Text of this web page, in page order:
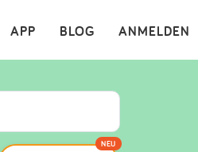
ANMELDEN
BLOG
APP ×
NEU